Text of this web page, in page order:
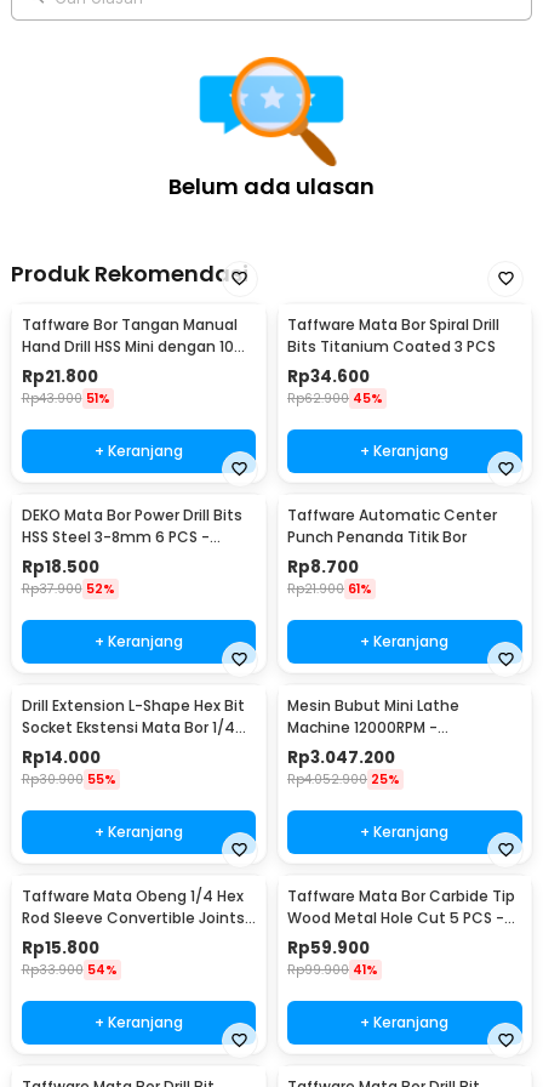
Belum ada ulasan
Produk Rekomendasi
Taffware Bor Tangan Manual
Hand Drill HSS Mini dengan 10
Mata Bor - 3003
Rp21.800
Rp43.900 51%
+ Keranjang
Taffware Mata Bor Spiral Drill
Bits Titanium Coated 3 PCS
Rp34.600
Rp62.900 45%
+ Keranjang
DEKO Mata Bor Power Drill Bits
HSS Steel 3-8mm 6 PCS -
DW1369
Rp18.500
Rp37.900 52%
+ Keranjang
Taffware Automatic Center
Punch Penanda Titik Bor
Rp8.700
Rp21.900 61%
+ Keranjang
Drill Extension L-Shape Hex Bit
Socket Ekstensi Mata Bor 1/4
Inch - 105
Rp14.000
Rp30.900 55%
+ Keranjang
Mesin Bubut Mini Lathe
Machine 12000RPM -
TZ20002MR
Rp3.047.200
Rp4.052.900 25%
+ Keranjang
Taffware Mata Obeng 1/4 Hex
Rod Sleeve Convertible Joints
8 PCS
Rp15.800
Rp33.900 54%
+ Keranjang
Taffware Mata Bor Carbide Tip
Wood Metal Hole Cut 5 PCS -
EPC-PIT-20P
Rp59.900
Rp99.900 41%
+ Keranjang